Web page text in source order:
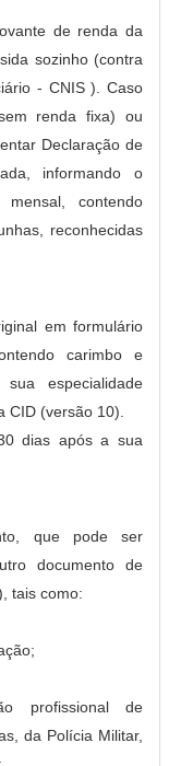
de renda da
sozinho (contra
- CNIS ). Caso
renda fixa) ou
Declaração de
informando o
contendo
reconhecidas
em formulário
carimbo e
especialidade
CID (versão 10).
dias após a sua
que pode ser
documento de
tais como:
profissional de
da Polícia Militar,